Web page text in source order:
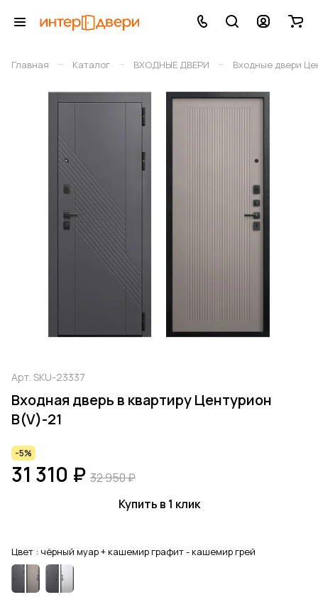
Главная – Каталог – ВХОДНЫЕ ДВЕРИ – Входные двери
Арт. SKU-23337
Входная дверь в квартиру Центурион
В(V)-21
-5%
31 310 ₽ 32 950 ₽
Купить в 1 клик
Цвет : чёрный муар + кашемир графит - кашемир грей